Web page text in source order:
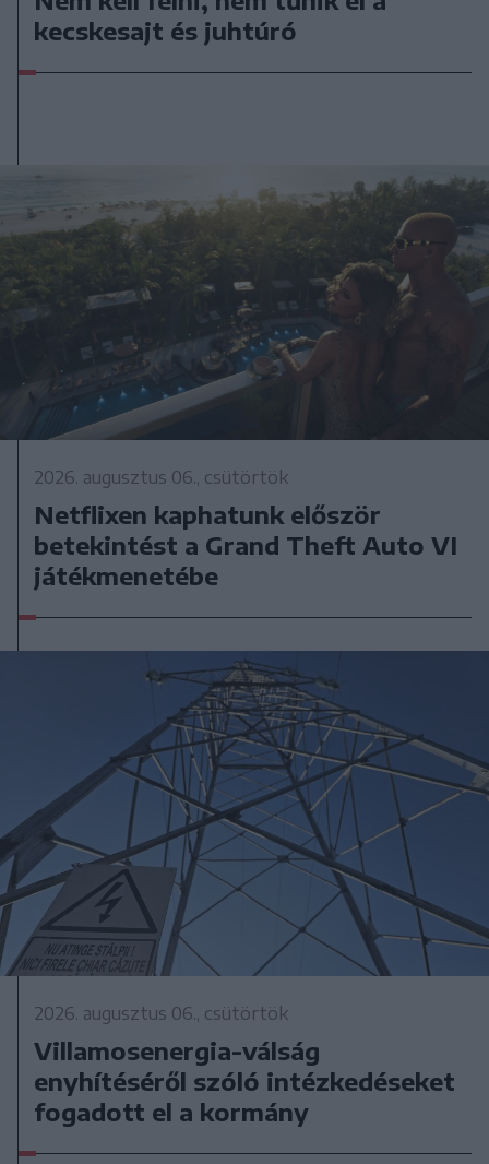
kecskesajt és juhtúró
2026. augusztus 06., csütörtök
Netflixen kaphatunk először
betekintést a Grand Theft Auto VI
játékmenetébe
2026. augusztus 06., csütörtök
Villamosenergia-válság
enyhítéséről szóló intézkedéseket
fogadott el a kormány